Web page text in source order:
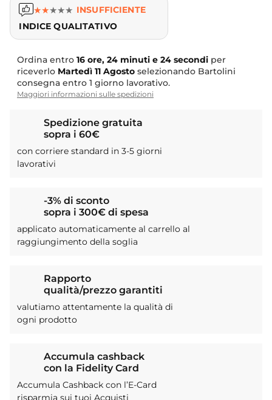
★★★★★ INSUFFICIENTE
INDICE QUALITATIVO
Ordina entro 16 ore, 24 minuti e 24 secondi per
riceverlo Martedì 11 Agosto selezionando Bartolini
consegna entro 1 giorno lavorativo.
Maggiori informazioni sulle spedizioni
Spedizione gratuita
sopra i 60€
con corriere standard in 3-5 giorni
lavorativi
-3% di sconto
sopra i 300€ di spesa
applicato automaticamente al carrello al
raggiungimento della soglia
Rapporto
qualità/prezzo garantiti
valutiamo attentamente la qualità di
ogni prodotto
Accumula cashback
con la Fidelity Card
Accumula Cashback con l’E-Card
risparmia sui tuoi Acquisti